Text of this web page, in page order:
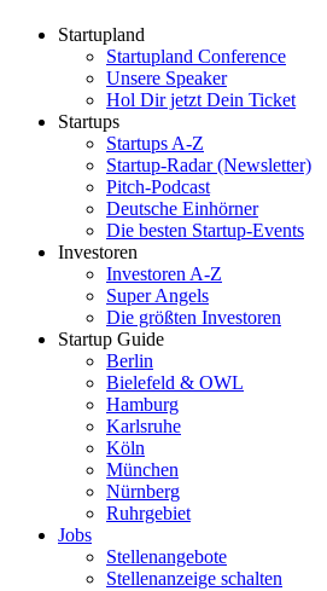
Startupland
Startupland Conference
Unsere Speaker
Hol Dir jetzt Dein Ticket
Startups
Startups A-Z
Startup-Radar (Newsletter)
Pitch-Podcast
Deutsche Einhörner
Die besten Startup-Events
Investoren
Investoren A-Z
Super Angels
Die größten Investoren
Startup Guide
Berlin
Bielefeld & OWL
Hamburg
Karlsruhe
Köln
München
Nürnberg
Ruhrgebiet
Jobs
Stellenangebote
Stellenanzeige schalten